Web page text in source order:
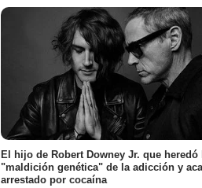
El hijo de Robert Downey Jr. que heredó
"maldición genética" de la adicción y
arrestado por cocaína